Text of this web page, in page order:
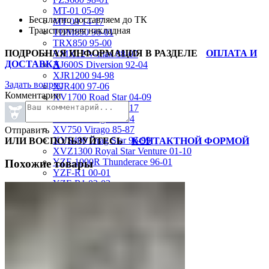
MT-01 05-09
MT-09 14-17
TDM850 96-01
TRX850 95-00
VMX12 V-max 88-07
XJ600S Diversion 92-04
XJR1200 94-98
XJR400 97-06
XV1700 Road Star 04-09
XV1900 Raider 08-17
XV400 Virago 87-94
XV750 Virago 85-87
XVS400 Drag Star 96-99
XVZ1300 Royal Star Venture 01-10
YZF-1000R Thunderace 96-01
YZF-R1 00-01
YZF-R1 02-03
Бесплатно доставляем до ТК
Транспортная накладная
ПОДРОБНАЯ ИНФОРМАЦИЯ В РАЗДЕЛЕ
ОПЛАТА И
ДОСТАВКА
Задать вопрос
Комментарии
Отправить
ИЛИ ВОСПОЛЬЗУЙТЕСЬ КОНТАКТНОЙ ФОРМОЙ
Похожие товары